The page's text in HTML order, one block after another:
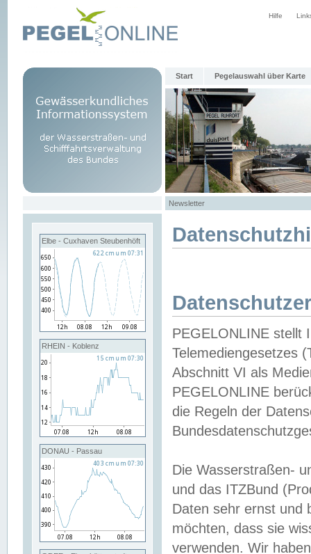
Hilfe
Start Pegelauswahl über Karte
Newsletter
Elbe - Cuxhaven Steubenhöft
RHEIN - Koblenz
DONAU - Passau
PEGELONLINE stellt
Telemediengesetzes
Abschnitt VI als
PEGELONLINE
die Regeln der
Die Wasserstraßen-
und das ITZBund
Daten sehr ernst und
möchten, dass sie
verwenden. Wir